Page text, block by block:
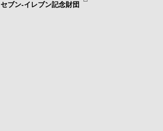
セブン-イレブン記念財団